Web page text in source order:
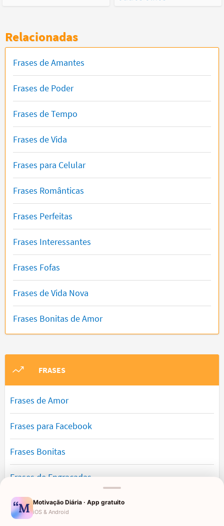
Relacionadas
Frases de Amantes
Frases de Poder
Frases de Tempo
Frases de Vida
Frases para Celular
Frases Românticas
Frases Perfeitas
Frases Interessantes
Frases Fofas
Frases de Vida Nova
Frases Bonitas de Amor
FRASES
Frases de Amor
Frases para Facebook
Frases Bonitas
Frases de Engraçadas
Frases Românticas
Motivação Diária · App gratuito
iOS & Android